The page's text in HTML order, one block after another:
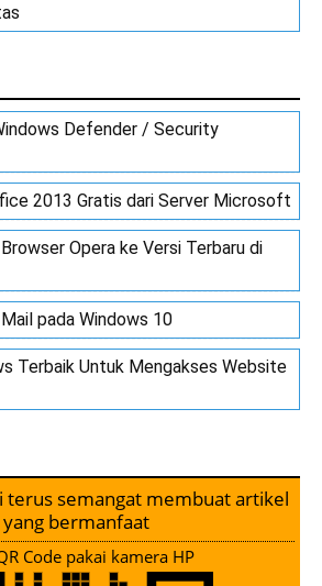
Defender / Security
2013 Gratis dari Server Microsoft
Opera ke Versi Terbaru di
pada Windows 10
Terbaik Untuk Mengakses Website
terus semangat membuat artikel
yang bermanfaat
Code pakai kamera HP